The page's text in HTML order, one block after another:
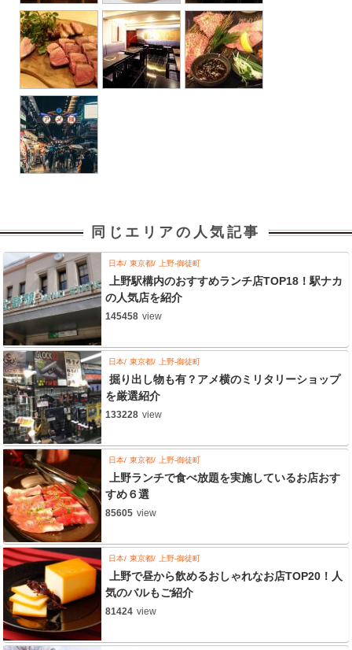
同じエリアの人気記事
日本 東京都 上野-御徒町
上野駅構内のおすすめランチ店TOP18！駅ナカ
の人気店を紹介
145458 view
日本 東京都 上野-御徒町
掘り出し物も有？アメ横のミリタリーショップ
を厳選紹介
133228 view
日本 東京都 上野-御徒町
上野ランチで食べ放題を実施しているお店おす
すめ６選
85605 view
日本 東京都 上野-御徒町
上野で昼から飲めるおしゃれなお店TOP20！人
気のバルもご紹介
81424 view